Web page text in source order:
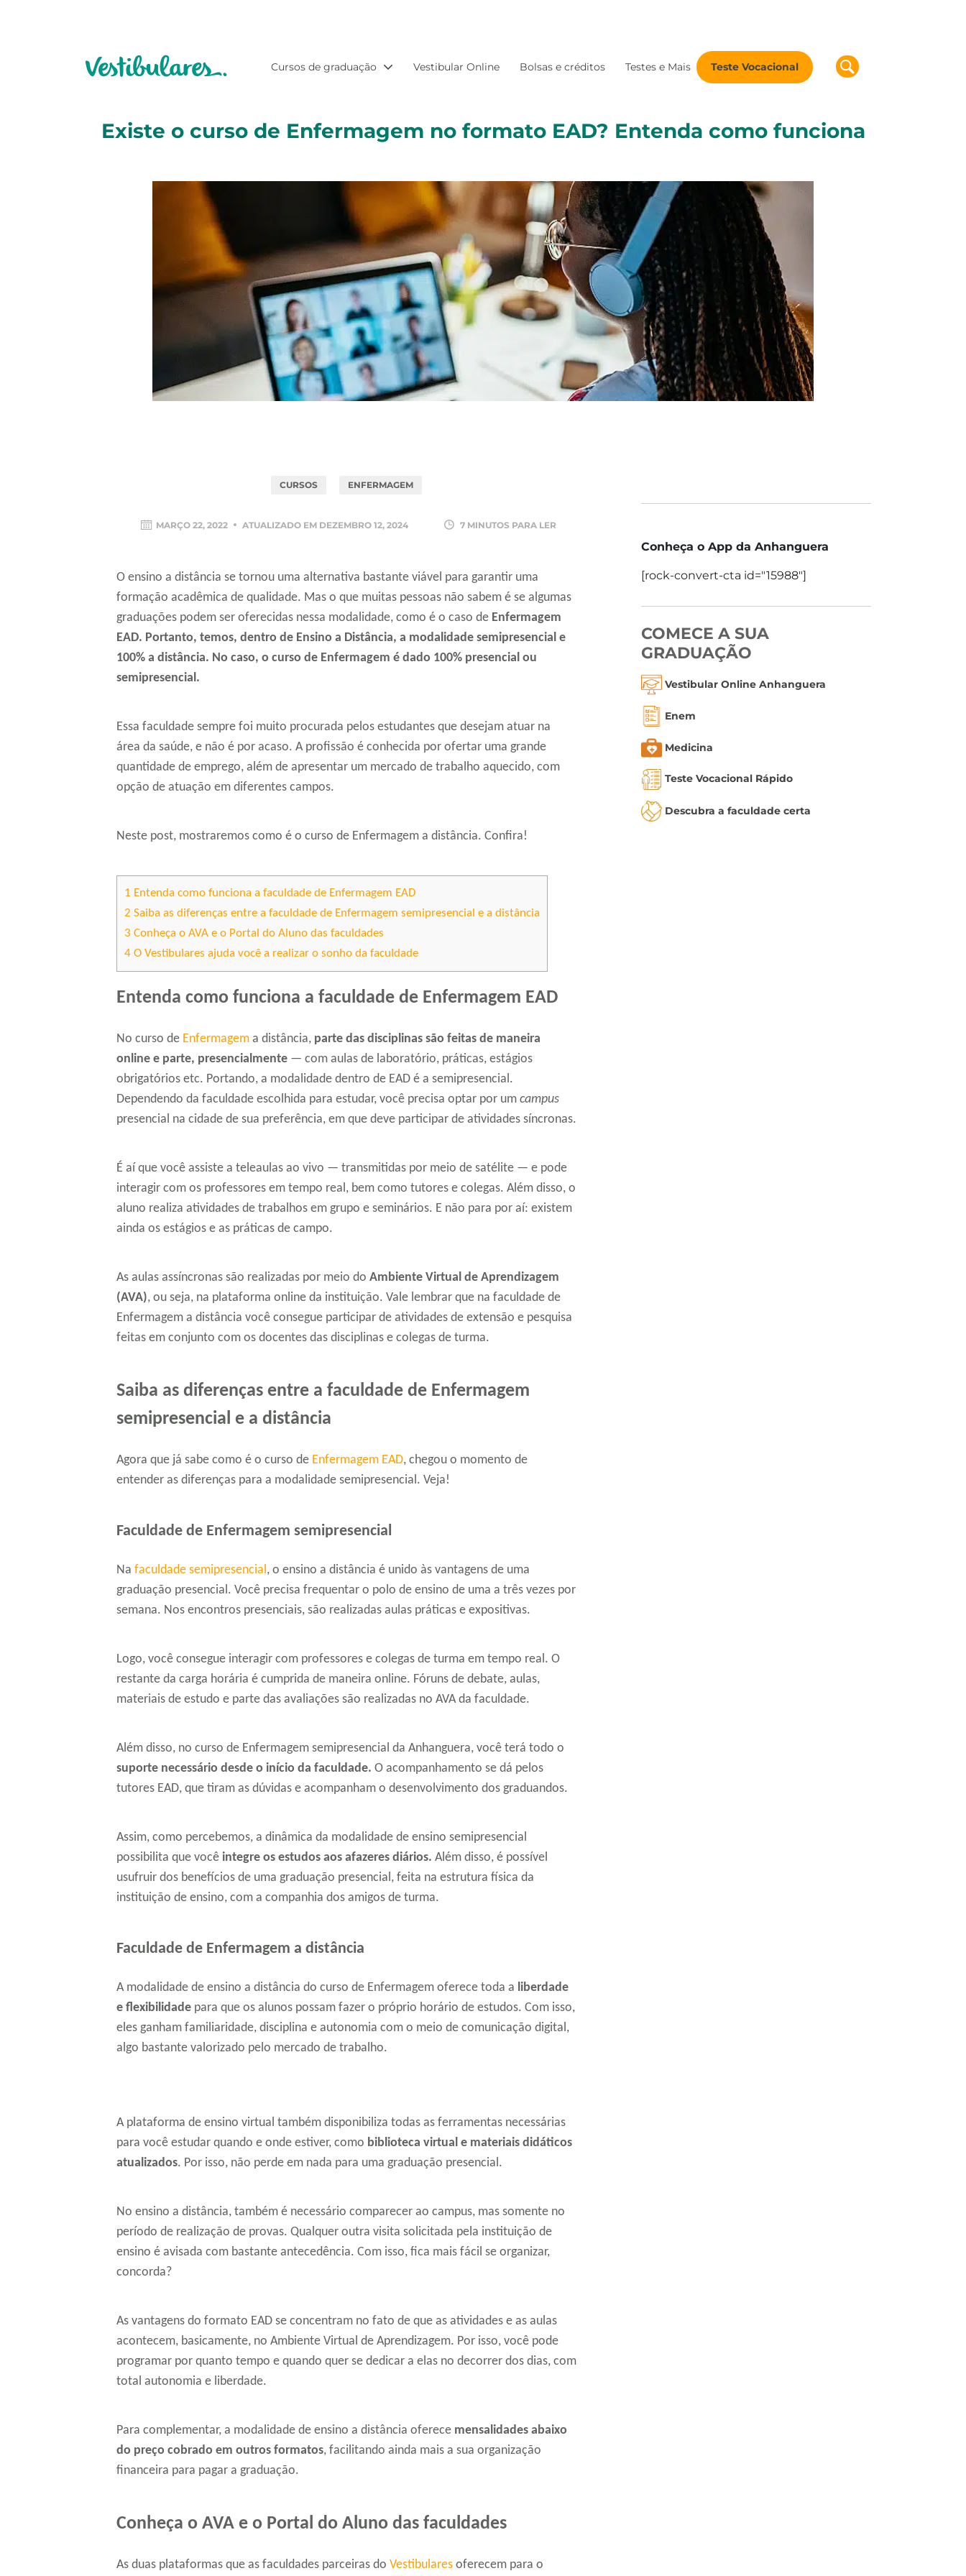
Cursos de graduação Vestibular Online Bolsas e créditos Testes e Mais Teste Vocacional
Existe o curso de Enfermagem no formato EAD? Entenda como funciona
CURSOS ENFERMAGEM
MARÇO 22, 2022 ATUALIZADO EM DEZEMBRO 12, 2024 7 MINUTOS PARA LER
O ensino a distância se tornou uma alternativa bastante viável para garantir uma
formação acadêmica de qualidade. Mas o que muitas pessoas não sabem é se algumas
graduações podem ser oferecidas nessa modalidade, como é o caso de Enfermagem
EAD. Portanto, temos, dentro de Ensino a Distância, a modalidade semipresencial e
100% a distância. No caso, o curso de Enfermagem é dado 100% presencial ou
semipresencial.
Essa faculdade sempre foi muito procurada pelos estudantes que desejam atuar na
área da saúde, e não é por acaso. A profissão é conhecida por ofertar uma grande
quantidade de emprego, além de apresentar um mercado de trabalho aquecido, com
opção de atuação em diferentes campos.
Neste post, mostraremos como é o curso de Enfermagem a distância. Confira!
1 Entenda como funciona a faculdade de Enfermagem EAD
2 Saiba as diferenças entre a faculdade de Enfermagem semipresencial e a distância
3 Conheça o AVA e o Portal do Aluno das faculdades
4 O Vestibulares ajuda você a realizar o sonho da faculdade
Entenda como funciona a faculdade de Enfermagem EAD
No curso de Enfermagem a distância, parte das disciplinas são feitas de maneira
online e parte, presencialmente — com aulas de laboratório, práticas, estágios
obrigatórios etc. Portando, a modalidade dentro de EAD é a semipresencial.
Dependendo da faculdade escolhida para estudar, você precisa optar por um campus
presencial na cidade de sua preferência, em que deve participar de atividades síncronas.
É aí que você assiste a teleaulas ao vivo — transmitidas por meio de satélite — e pode
interagir com os professores em tempo real, bem como tutores e colegas. Além disso, o
aluno realiza atividades de trabalhos em grupo e seminários. E não para por aí: existem
ainda os estágios e as práticas de campo.
As aulas assíncronas são realizadas por meio do Ambiente Virtual de Aprendizagem
(AVA), ou seja, na plataforma online da instituição. Vale lembrar que na faculdade de
Enfermagem a distância você consegue participar de atividades de extensão e pesquisa
feitas em conjunto com os docentes das disciplinas e colegas de turma.
Saiba as diferenças entre a faculdade de Enfermagem
semipresencial e a distância
Agora que já sabe como é o curso de Enfermagem EAD, chegou o momento de
entender as diferenças para a modalidade semipresencial. Veja!
Faculdade de Enfermagem semipresencial
Na faculdade semipresencial, o ensino a distância é unido às vantagens de uma
graduação presencial. Você precisa frequentar o polo de ensino de uma a três vezes por
semana. Nos encontros presenciais, são realizadas aulas práticas e expositivas.
Logo, você consegue interagir com professores e colegas de turma em tempo real. O
restante da carga horária é cumprida de maneira online. Fóruns de debate, aulas,
materiais de estudo e parte das avaliações são realizadas no AVA da faculdade.
Além disso, no curso de Enfermagem semipresencial da Anhanguera, você terá todo o
suporte necessário desde o início da faculdade. O acompanhamento se dá pelos
tutores EAD, que tiram as dúvidas e acompanham o desenvolvimento dos graduandos.
Assim, como percebemos, a dinâmica da modalidade de ensino semipresencial
possibilita que você integre os estudos aos afazeres diários. Além disso, é possível
usufruir dos benefícios de uma graduação presencial, feita na estrutura física da
instituição de ensino, com a companhia dos amigos de turma.
Faculdade de Enfermagem a distância
A modalidade de ensino a distância do curso de Enfermagem oferece toda a liberdade
e flexibilidade para que os alunos possam fazer o próprio horário de estudos. Com isso,
eles ganham familiaridade, disciplina e autonomia com o meio de comunicação digital,
algo bastante valorizado pelo mercado de trabalho.
A plataforma de ensino virtual também disponibiliza todas as ferramentas necessárias
para você estudar quando e onde estiver, como biblioteca virtual e materiais didáticos
atualizados. Por isso, não perde em nada para uma graduação presencial.
No ensino a distância, também é necessário comparecer ao campus, mas somente no
período de realização de provas. Qualquer outra visita solicitada pela instituição de
ensino é avisada com bastante antecedência. Com isso, fica mais fácil se organizar,
concorda?
As vantagens do formato EAD se concentram no fato de que as atividades e as aulas
acontecem, basicamente, no Ambiente Virtual de Aprendizagem. Por isso, você pode
programar por quanto tempo e quando quer se dedicar a elas no decorrer dos dias, com
total autonomia e liberdade.
Para complementar, a modalidade de ensino a distância oferece mensalidades abaixo
do preço cobrado em outros formatos, facilitando ainda mais a sua organização
financeira para pagar a graduação.
Conheça o AVA e o Portal do Aluno das faculdades
As duas plataformas que as faculdades parceiras do Vestibulares oferecem para o
Conheça o App da Anhanguera
[rock-convert-cta id="15988"]
COMECE A SUA
GRADUAÇÃO
Vestibular Online Anhanguera
Enem
Medicina
Teste Vocacional Rápido
Descubra a faculdade certa